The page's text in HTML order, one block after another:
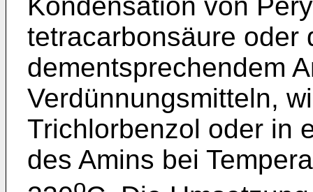
tetracarbonsäure oder
dementsprechendem
Verdünnungsmitteln,
Trichlorbenzol oder in
des Amins bei